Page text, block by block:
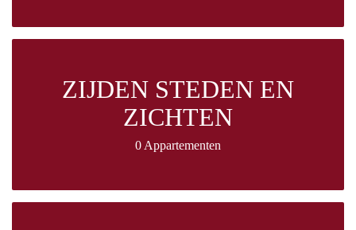
ZIJDEN STEDEN EN
ZICHTEN
0 Appartementen